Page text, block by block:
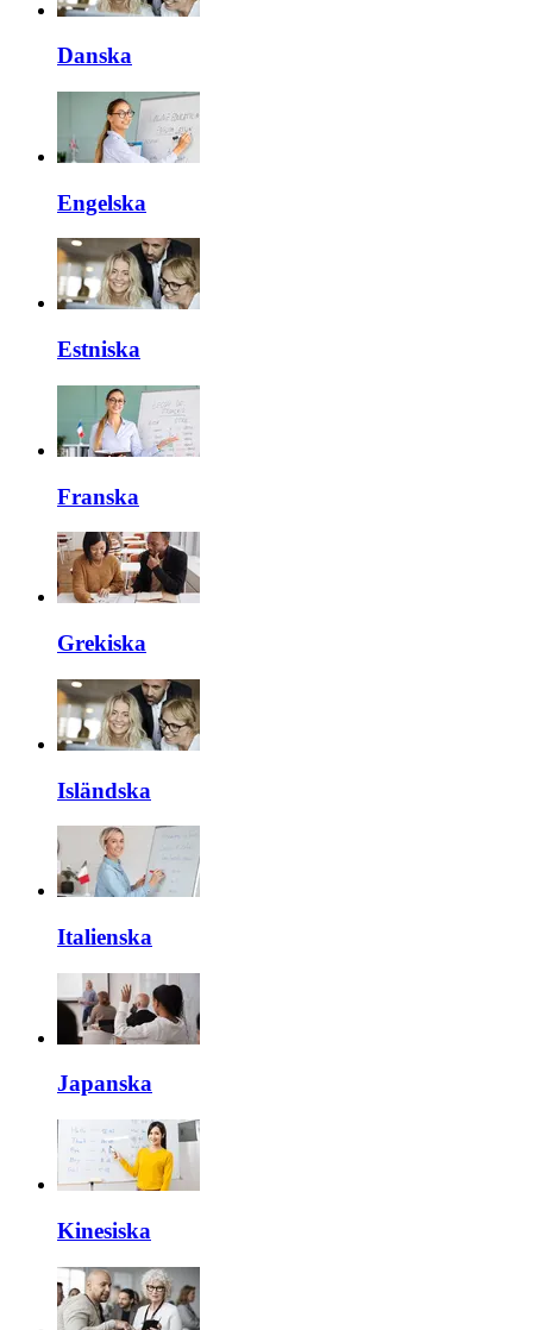
Danska
Engelska
Estniska
Franska
Grekiska
Isländska
Italienska
Japanska
Kinesiska